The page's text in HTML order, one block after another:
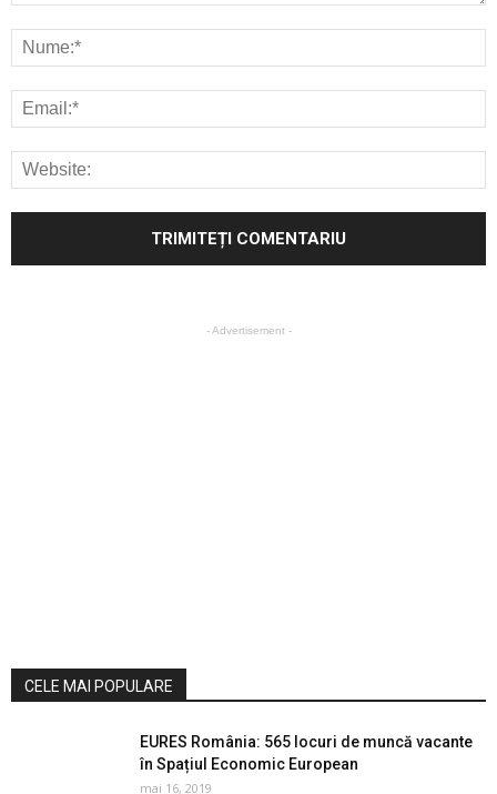
- Advertisement -
CELE MAI POPULARE
EURES România: 565 locuri de muncă vacante
în Spațiul Economic European
mai 16, 2019